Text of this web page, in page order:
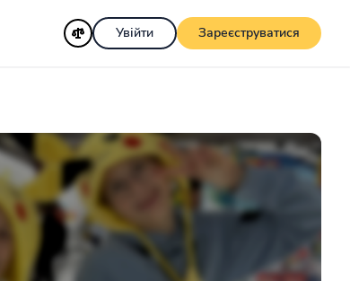
Увійти Зареєструватися